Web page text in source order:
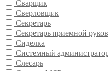
Сварщик
Сверловщик
Секретарь
Секретарь приемной
Сиделка
Системный
Слесарь